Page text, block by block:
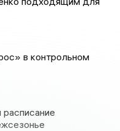
в контрольном